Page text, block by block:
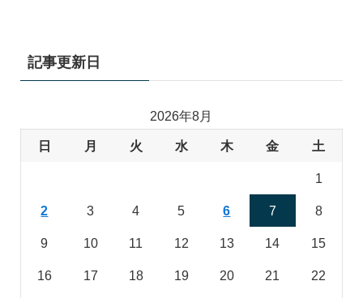
記事更新日
2026年8月
日 月 火 水 木 金 土
1
2 3 4 5 6 7 8
9 10 11 12 13 14 15
16 17 18 19 20 21 22